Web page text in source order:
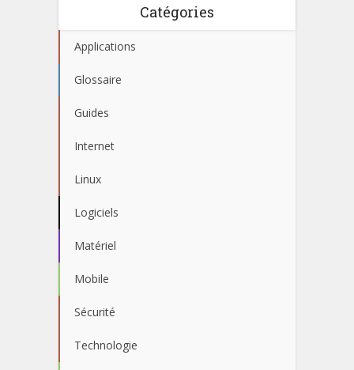
Catégories
Applications
Glossaire
Guides
Internet
Linux
Logiciels
Matériel
Mobile
Sécurité
Technologie